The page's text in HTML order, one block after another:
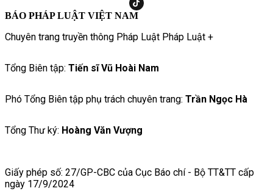
BÁO PHÁP LUẬT VIỆT NAM
Chuyên trang truyền thông Pháp Luật Pháp Luật +
Tổng Biên tập: Tiến sĩ Vũ Hoài Nam
Phó Tổng Biên tập phụ trách chuyên trang: Trần Ngọc Hà
Tổng Thư ký: Hoàng Văn Vượng
Giấy phép số: 27/GP-CBC của Cục Báo chí - Bộ TT&TT cấp
ngày 17/9/2024